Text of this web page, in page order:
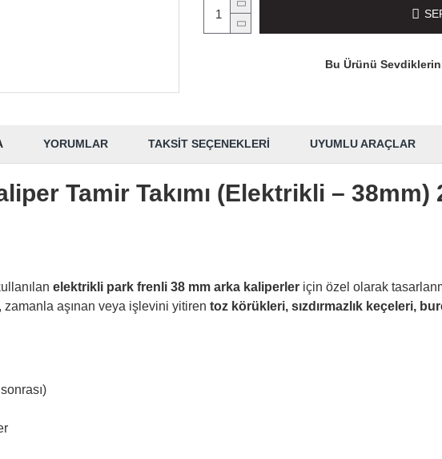
Bu Ürünü
YORUMLAR TAKSIT SEÇENEKLERI UYUMLU ARAÇLAR
Tamir Takımı (Elektrikli – 38mm)
elektrikli park frenli 38 mm arka kaliperler için özel olarak
aşınan veya işlevini yitiren toz körükleri, sızdırmazlık keçeleri,